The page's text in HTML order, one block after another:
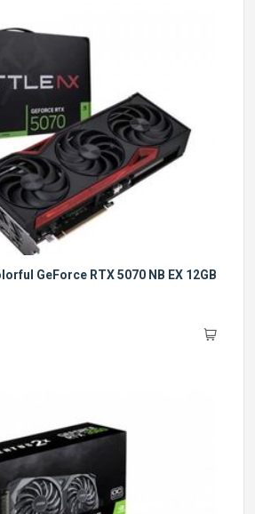
GeForce RTX 5070 NB EX 12GB